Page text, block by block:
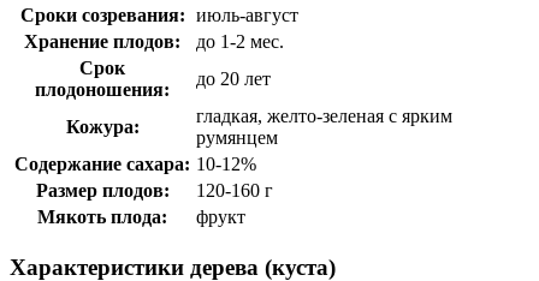
Сроки созревания: июль-август
Хранение плодов:
до 1-2 мес.
Срок
плодоношения:
до 20 лет
Кожура:
гладкая, желто-зеленая с ярким
румянцем
Содержание сахара: 10-12%
Размер плодов:
120-160 г
Мякоть плода:
фрукт
Характеристики дерева (куста)